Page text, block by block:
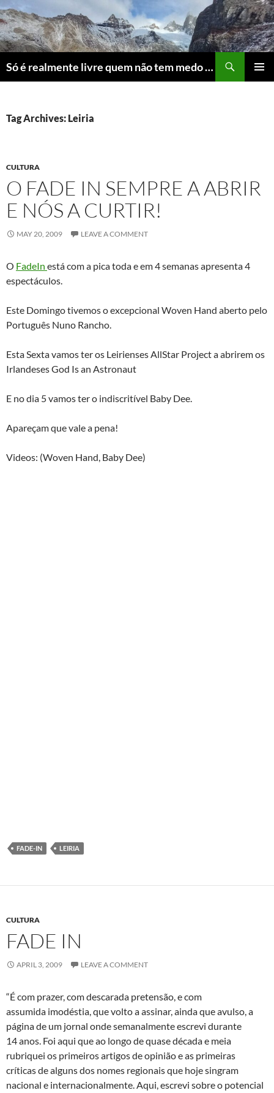
Skip
to
content
Só é realmente livre quem não tem medo do ridículo
Tag Archives: Leiria
CULTURA
O FADE IN SEMPRE A ABRIR
E NÓS A CURTIR!
MAY 20, 2009 LEAVE A COMMENT
O FadeIn está com a pica toda e em 4 semanas apresenta 4
espectáculos.
Este Domingo tivemos o excepcional Woven Hand aberto pelo
Português Nuno Rancho.
Esta Sexta vamos ter os Leirienses AllStar Project a abrirem os
Irlandeses God Is an Astronaut
E no dia 5 vamos ter o indiscritível Baby Dee.
Apareçam que vale a pena!
Videos: (Woven Hand, Baby Dee)
FADE-IN LEIRIA
CULTURA
FADE IN
APRIL 3, 2009 LEAVE A COMMENT
“É com prazer, com descarada pretensão, e com
assumida imodéstia, que volto a assinar, ainda que avulso, a
página de um jornal onde semanalmente escrevi durante
14 anos. Foi aqui que ao longo de quase década e meia
rubriquei os primeiros artigos de opinião e as primeiras
críticas de alguns dos nomes regionais que hoje singram
nacional e internacionalmente. Aqui, escrevi sobre o potencial